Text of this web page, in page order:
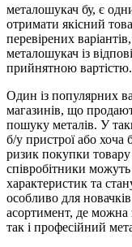
металошукач бу, є
отримати якісний
перевірених
металошукач із
прийнятною вартістю.
Один із популярних
магазинів, що
пошуку металів. У
б/у пристрої або
ризик покупки
співробітники
характеристик та
особливо для
асортимент, де можна
так і професійний